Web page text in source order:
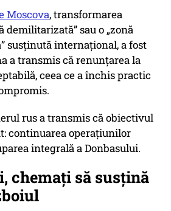
Moscova, transformarea
sau o „zonă
susținută internațional, a fost
a transmis că renunțarea la
ceea ce a închis practic
rus a transmis că obiectivul
continuarea operațiunilor
integrală a Donbasului.
chemați să susțină